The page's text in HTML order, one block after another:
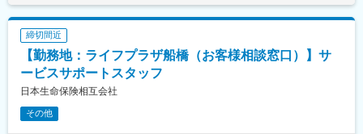
サービスコーディネーター(サービスサポートスタッフ)の採用募集
に際し、当社が応募者の方々より取得した個人情報につきまして
は、当社採用募集に関する業務にのみ使用させていただきます。
ただし、当社に入社された場合は、入社後の雇用管理等にも使用
させていただきます。(なお、入社に至らなかった場合は、当社が
締切間近
【勤務地：ライフプラザ船橋（お客様相談窓口）】サ
ービスサポートスタッフ
日本生命保険相互会社
その他